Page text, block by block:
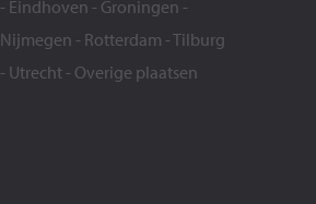
- Eindhoven - Groningen -
Nijmegen - Rotterdam -Tilburg
- Utrecht - Overige plaatsen